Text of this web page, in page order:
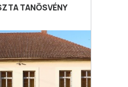
TANÖSVÉNY